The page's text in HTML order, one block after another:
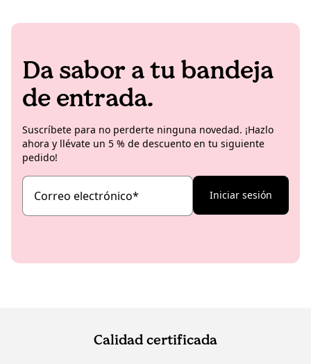
Da sabor a tu bandeja
de entrada.
Suscríbete para no perderte ninguna novedad. ¡Hazlo
ahora y llévate un 5 % de descuento en tu siguiente
pedido!
Correo electrónico* Iniciar sesión
Calidad certificada